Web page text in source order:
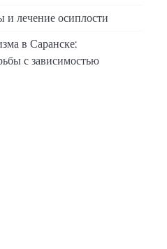
лечение осиплости
в Саранске:
с зависимостью